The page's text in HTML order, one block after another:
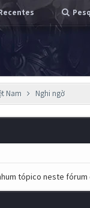
Nam Nghi ngờ
tópico neste